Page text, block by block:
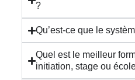
?
Qu’est-ce que le
Quel est le meilleur
initiation, stage ou